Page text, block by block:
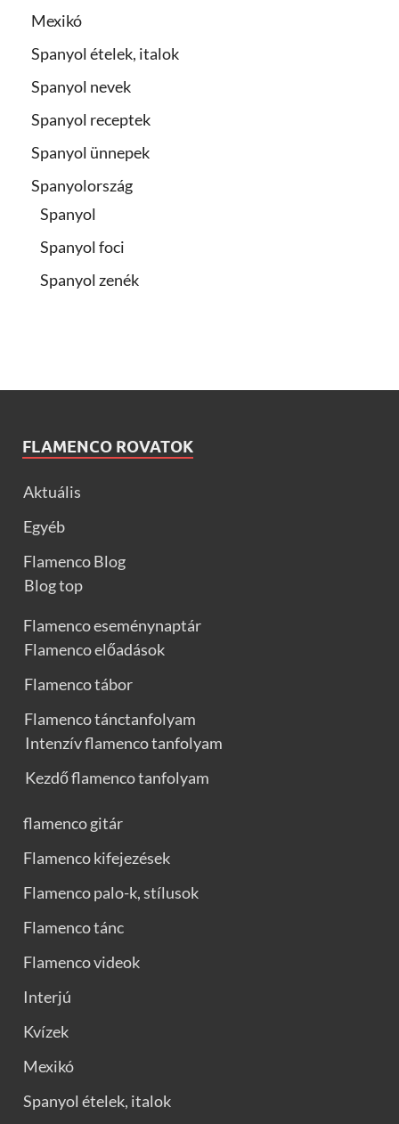
Mexikó
Spanyol ételek, italok
Spanyol nevek
Spanyol receptek
Spanyol ünnepek
Spanyolország
Spanyol
Spanyol foci
Spanyol zenék
FLAMENCO ROVATOK
Aktuális
Egyéb
Flamenco Blog
Blog top
Flamenco eseménynaptár
Flamenco előadások
Flamenco tábor
Flamenco tánctanfolyam
Intenzív flamenco tanfolyam
Kezdő flamenco tanfolyam
flamenco gitár
Flamenco kifejezések
Flamenco palo-k, stílusok
Flamenco tánc
Flamenco videok
Interjú
Kvízek
Mexikó
Spanyol ételek, italok